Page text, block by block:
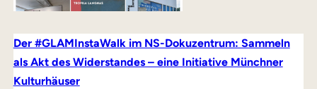
Der #GLAMInstaWalk im NS-Dokuzentrum: Sammeln
als Akt des Widerstandes – eine Initiative Münchner
Kulturhäuser